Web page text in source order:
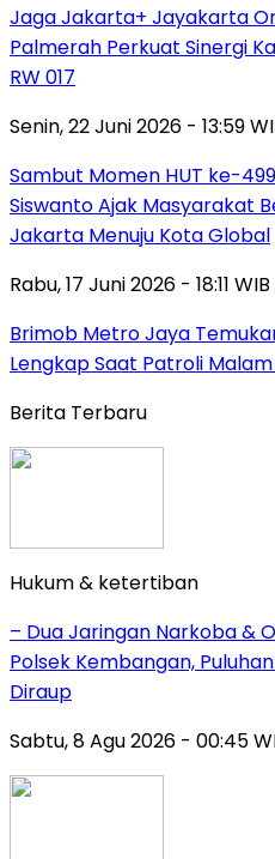
Jaga Jakarta+ Jayakarta
Palmerah Perkuat Sinergi
RW 017
Senin, 22 Juni 2026 - 13:59
Sambut Momen HUT ke-
Siswanto Ajak Masyarakat
Jakarta Menuju Kota Global
Rabu, 17 Juni 2026 - 18:11 WIB
Brimob Metro Jaya
Lengkap Saat Patroli
Berita Terbaru
Hukum & ketertiban
– Dua Jaringan Narkoba &
Polsek Kembangan, Puluhan
Diraup
Sabtu, 8 Agu 2026 - 00:45